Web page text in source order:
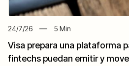
24/7/26 5 Min
Visa prepara una plataforma
fintechs puedan emitir y